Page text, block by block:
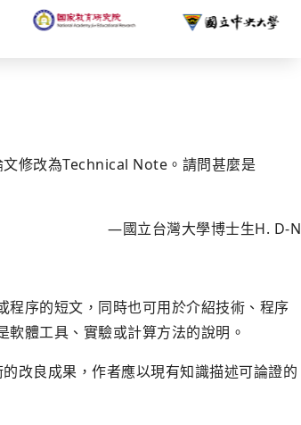
文修改為Technical Note。請問甚麼是
―國立台灣大學博士生H. D-N
程序的短文，同時也可用於介紹技術、程序
體工具、實驗或計算方法的說明。
改良成果，作者應以現有知識描述可論證的